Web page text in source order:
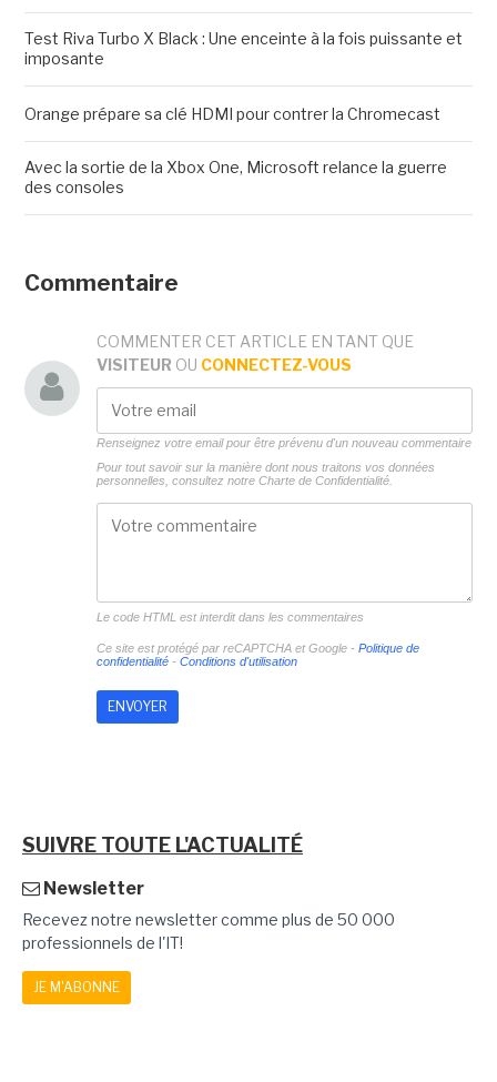
Test Riva Turbo X Black : Une enceinte à la fois puissante et
imposante
Orange prépare sa clé HDMI pour contrer la Chromecast
Avec la sortie de la Xbox One, Microsoft relance la guerre
des consoles
Commentaire
COMMENTER CET ARTICLE EN TANT QUE
VISITEUR OU CONNECTEZ-VOUS
Renseignez votre email pour être prévenu d'un nouveau commentaire
Pour tout savoir sur la manière dont nous traitons vos données
personnelles, consultez notre Charte de Confidentialité.
Le code HTML est interdit dans les commentaires
Ce site est protégé par reCAPTCHA et Google - Politique de
confidentialité- Conditions d'utilisation
SUIVRE TOUTE L'ACTUALITÉ
Newsletter
Recevez notre newsletter comme plus de 50 000
professionnels de l'IT!
JE M'ABONNE